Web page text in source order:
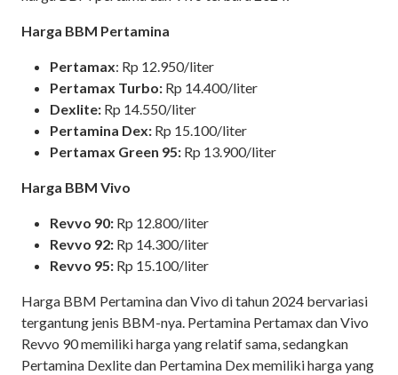
Harga BBM Pertamina
Pertamax: Rp 12.950/liter
Pertamax Turbo: Rp 14.400/liter
Dexlite: Rp 14.550/liter
Pertamina Dex: Rp 15.100/liter
Pertamax Green 95: Rp 13.900/liter
Harga BBM Vivo
Revvo 90: Rp 12.800/liter
Revvo 92: Rp 14.300/liter
Revvo 95: Rp 15.100/liter
Harga BBM Pertamina dan Vivo di tahun 2024 bervariasi
tergantung jenis BBM-nya. Pertamina Pertamax dan Vivo
Revvo 90 memiliki harga yang relatif sama, sedangkan
Pertamina Dexlite dan Pertamina Dex memiliki harga yang